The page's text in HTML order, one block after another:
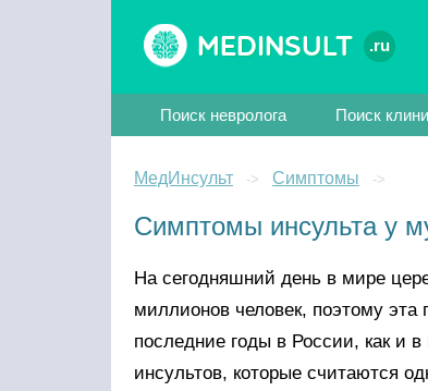
Medinsult .ru
Поиск невролога Поиск
МедИнсульт -> Симптомы ->
Симптомы инсульта у
На сегодняшний день в мире
миллионов человек, поэтому эта
последние годы в России, как и
инсультов, которые считаются